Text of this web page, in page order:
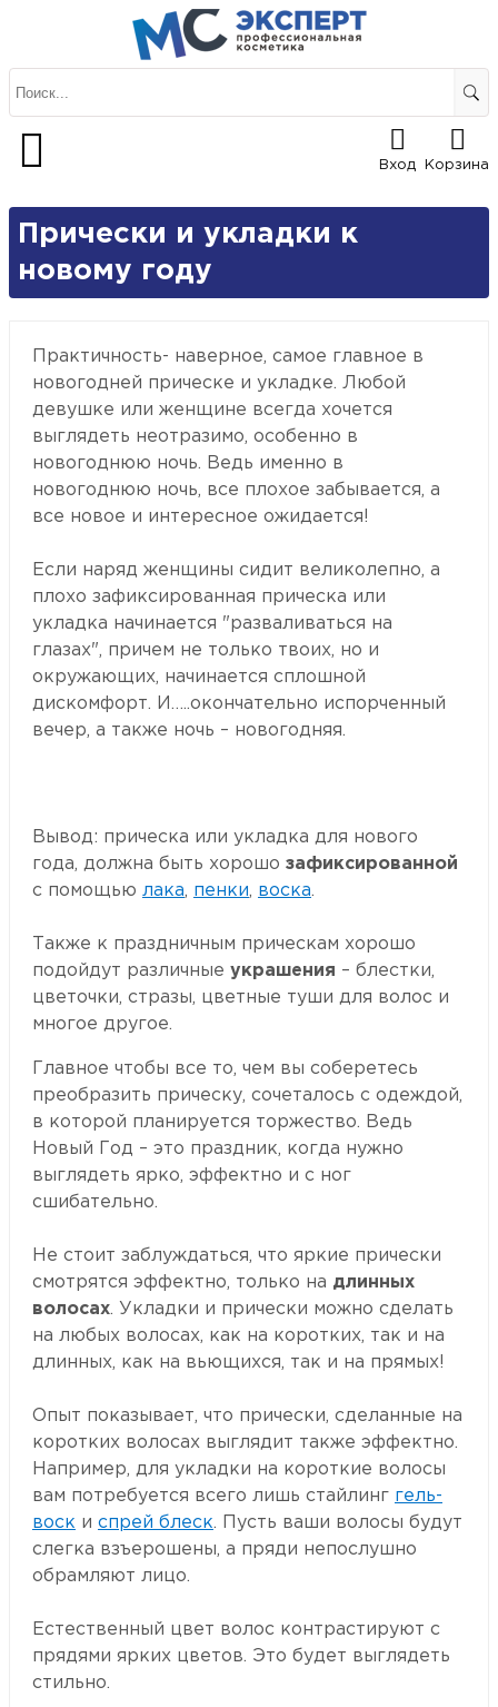
Вход Корзина
Прически и укладки к
новому году
Практичность- наверное, самое главное в
новогодней прическе и укладке. Любой
девушке или женщине всегда хочется
выглядеть неотразимо, особенно в
новогоднюю ночь. Ведь именно в
новогоднюю ночь, все плохое забывается, а
все новое и интересное ожидается!
Если наряд женщины сидит великолепно, а
плохо зафиксированная прическа или
укладка начинается "разваливаться на
глазах", причем не только твоих, но и
окружающих, начинается сплошной
дискомфорт. И…..окончательно испорченный
вечер, а также ночь – новогодняя.
Вывод: прическа или укладка для нового
года, должна быть хорошо зафиксированной
с помощью лака, пенки, воска.
Также к праздничным прическам хорошо
подойдут различные украшения – блестки,
цветочки, стразы, цветные туши для волос и
многое другое.
Главное чтобы все то, чем вы соберетесь
преобразить прическу, сочеталось с одеждой,
в которой планируется торжество. Ведь
Новый Год – это праздник, когда нужно
выглядеть ярко, эффектно и с ног
сшибательно.
Не стоит заблуждаться, что яркие прически
смотрятся эффектно, только на длинных
волосах. Укладки и прически можно сделать
на любых волосах, как на коротких, так и на
длинных, как на вьющихся, так и на прямых!
Опыт показывает, что прически, сделанные на
коротких волосах выглядит также эффектно.
Например, для укладки на короткие волосы
вам потребуется всего лишь стайлинг гель-
воск и спрей блеск. Пусть ваши волосы будут
слегка взъерошены, а пряди непослушно
обрамляют лицо.
Естественный цвет волос контрастируют с
прядями ярких цветов. Это будет выглядеть
стильно.